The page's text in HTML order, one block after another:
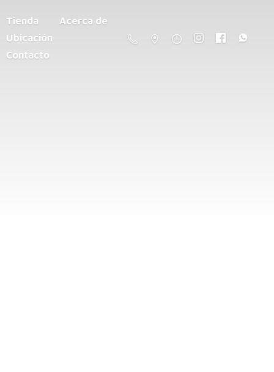
Tienda
Acerca de
Ubicación
Contacto